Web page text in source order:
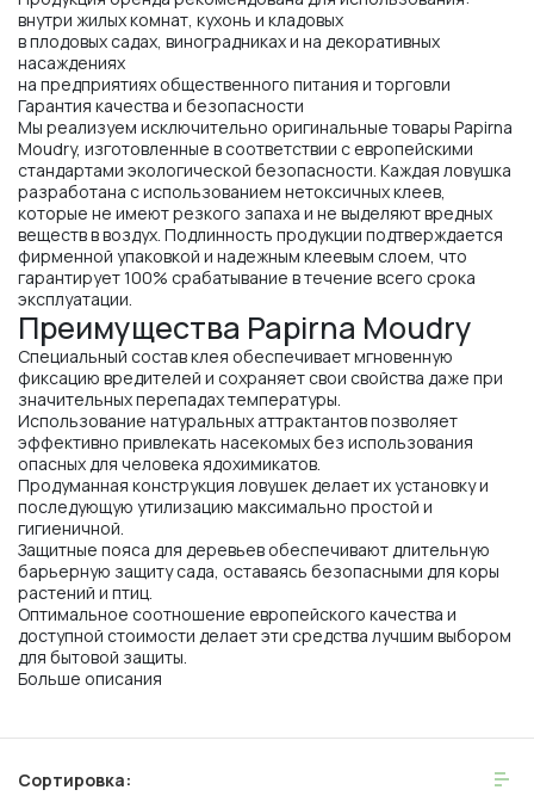
внутри жилых комнат, кухонь и кладовых
в плодовых садах, виноградниках и на декоративных
насаждениях
на предприятиях общественного питания и торговли
Гарантия качества и безопасности
Мы реализуем исключительно оригинальные товары Papirna
Moudry, изготовленные в соответствии с европейскими
стандартами экологической безопасности. Каждая ловушка
разработана с использованием нетоксичных клеев,
которые не имеют резкого запаха и не выделяют вредных
веществ в воздух. Подлинность продукции подтверждается
фирменной упаковкой и надежным клеевым слоем, что
гарантирует 100% срабатывание в течение всего срока
эксплуатации.
Преимущества Papirna Moudry
Специальный состав клея обеспечивает мгновенную
фиксацию вредителей и сохраняет свои свойства даже при
значительных перепадах температуры.
Использование натуральных аттрактантов позволяет
эффективно привлекать насекомых без использования
опасных для человека ядохимикатов.
Продуманная конструкция ловушек делает их установку и
последующую утилизацию максимально простой и
гигиеничной.
Защитные пояса для деревьев обеспечивают длительную
барьерную защиту сада, оставаясь безопасными для коры
растений и птиц.
Оптимальное соотношение европейского качества и
доступной стоимости делает эти средства лучшим выбором
для бытовой защиты.
Больше описания
Сортировка: